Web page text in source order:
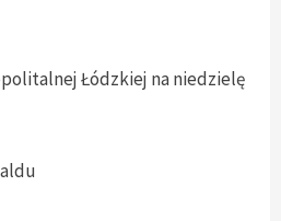
Łódzkiej na niedzielę